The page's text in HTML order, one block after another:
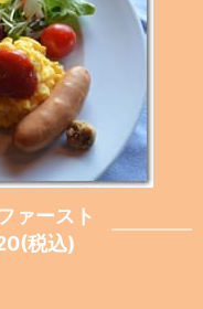
ァースト
税込)